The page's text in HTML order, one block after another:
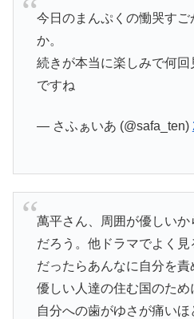
今日のまんぷくの慟哭すご
か。
続きが本当に楽しみで何
ですね
— さふぁいあ (@safa_ten)
萬平さん、周囲が優しい
だろう。他ドラマでよく
だったらあんなに自分を
優しい人達の住む国のた
自分への歯がゆさが痛いほ